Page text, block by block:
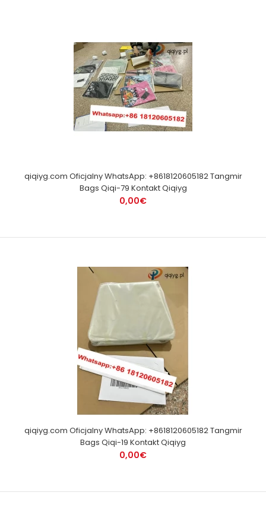
qiqiyg.com Oficjalny WhatsApp: +8618120605182 Tangmir
Bags Qiqi-79 Kontakt Qiqiyg
0,00€
qiqiyg.com Oficjalny WhatsApp: +8618120605182 Tangmir
Bags Qiqi-19 Kontakt Qiqiyg
0,00€